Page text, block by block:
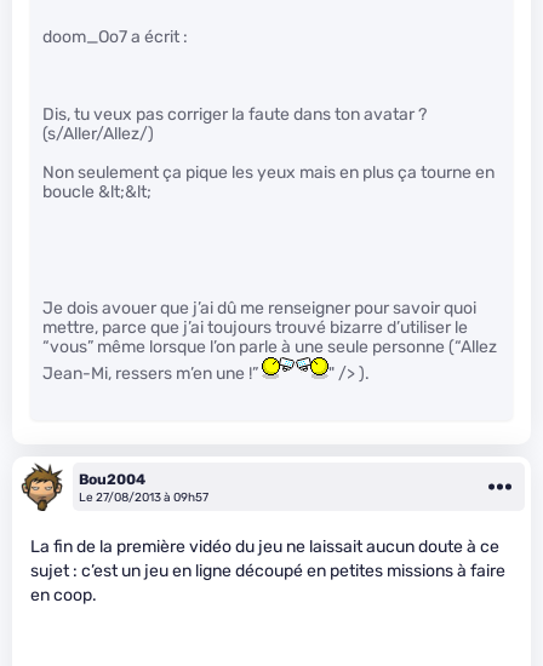
doom_Oo7 a écrit :
Dis, tu veux pas corriger la faute dans ton avatar ?
(s/Aller/Allez/)
Non seulement ça pique les yeux mais en plus ça tourne en
boucle &lt;&lt;
Je dois avouer que j’ai dû me renseigner pour savoir quoi
mettre, parce que j’ai toujours trouvé bizarre d’utiliser le
“vous” même lorsque l’on parle à une seule personne (“Allez
Jean-Mi, ressers m’en une !”
" /> ).
Bou2004
Le 27/08/2013 à 09h57
La fin de la première vidéo du jeu ne laissait aucun doute à ce
sujet : c’est un jeu en ligne découpé en petites missions à faire
en coop.